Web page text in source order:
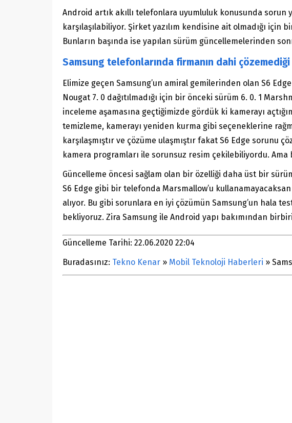
Android artık akıllı telefonlara uyumluluk konusunda
karşılaşılabiliyor. Şirket yazılım kendisine ait olmadığı
Bunların başında ise yapılan sürüm güncellemelerinden
Samsung telefonlarında firmanın dahi
Elimize geçen Samsung’un amiral gemilerinden olan S6
Nougat 7. 0 dağıtılmadığı için bir önceki sürüm 6. 0. 1
inceleme aşamasına geçtiğimizde gördük ki kamerayı
temizleme, kamerayı yeniden kurma gibi seçeneklerine
karşılaşmıştır ve çözüme ulaşmıştır fakat S6 Edge
kamera programları ile sorunsuz resim çekilebiliyordu. Ama
Güncelleme öncesi sağlam olan bir özelliği daha üst bir
S6 Edge gibi bir telefonda Marsmallow’u
alıyor. Bu gibi sorunlara en iyi çözümün Samsung’un hala
bekliyoruz. Zira Samsung ile Android yapı bakımından
Güncelleme Tarihi: 22.06.2020 22:04
Buradasınız: Tekno Kenar » Mobil Teknoloji Haberleri »